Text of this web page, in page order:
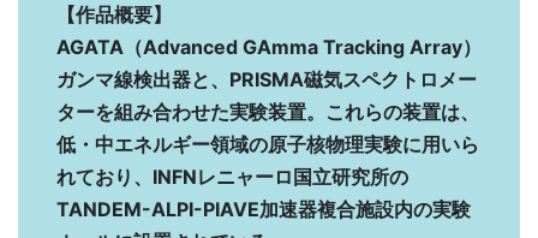
【作品概要】
AGATA（Advanced GAmma Tracking Array）
ガンマ線検出器と、PRISMA磁気スペクトロメー
ターを組み合わせた実験装置。これらの装置は、
低・中エネルギー領域の原子核物理実験に用いら
れており、INFNレニャーロ国立研究所の
TANDEM-ALPI-PIAVE加速器複合施設内の実験